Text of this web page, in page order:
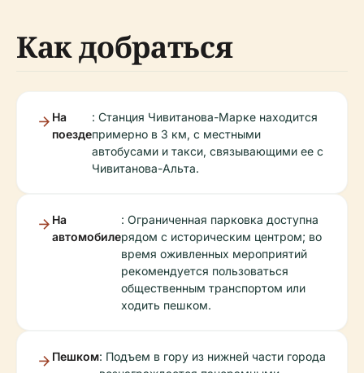
Как добраться
На
поезде
: Станция Чивитанова-Марке находится
примерно в 3 км, с местными
автобусами и такси, связывающими ее с
Чивитанова-Альта.
На
автомобиле
: Ограниченная парковка доступна
рядом с историческим центром; во
время оживленных мероприятий
рекомендуется пользоваться
общественным транспортом или
ходить пешком.
Пешком: Подъем в гору из нижней части города